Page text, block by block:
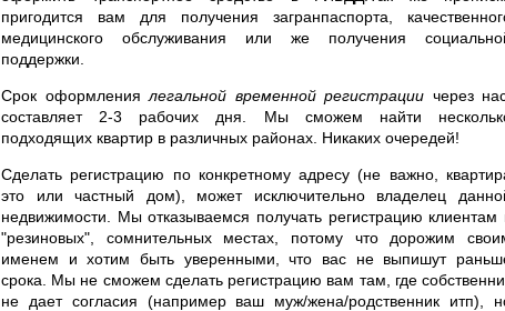
пригодится вам для получения загранпаспорта,
медицинского обслуживания или же получения
поддержки.
Срок оформления легальной временной регистрации через
составляет 2-3 рабочих дня. Мы сможем найти
подходящих квартир в различных районах. Никаких очередей!
Сделать регистрацию по конкретному адресу (не важно,
это или частный дом), может исключительно владелец
недвижимости. Мы отказываемся получать регистрацию клиентам
"резиновых", сомнительных местах, потому что дорожим
именем и хотим быть уверенными, что вас не выпишут
срока. Мы не сможем сделать регистрацию вам там, где
не дает согласия (например ваш муж/жена/родственник итп),